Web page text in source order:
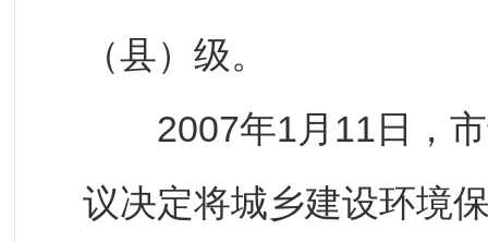
（县）级。
2007年1月11日，市
议决定将城乡建设环境